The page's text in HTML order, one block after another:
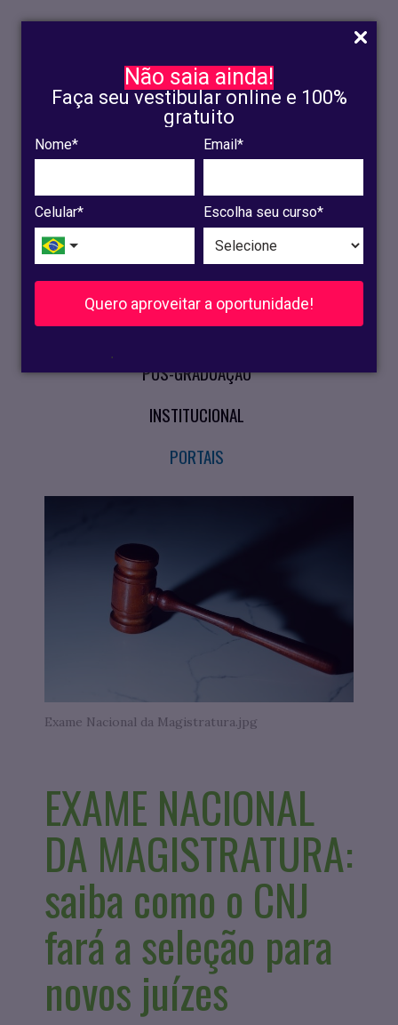
Não saia ainda!
Faça seu vestibular online e 100%
gratuito
Nome* Email*
Celular* Escolha seu curso*
Quero aproveitar a oportunidade!
.
INSCRIÇÃO
OLINDA
RECIFE
VESTIBULAR
CURSOS PRESENCIAIS
PÓS-GRADUAÇÃO
INSTITUCIONAL
PORTAIS
Exame Nacional da Magistratura.jpg
EXAME NACIONAL
DA MAGISTRATURA:
saiba como o CNJ
fará a seleção para
novos juízes